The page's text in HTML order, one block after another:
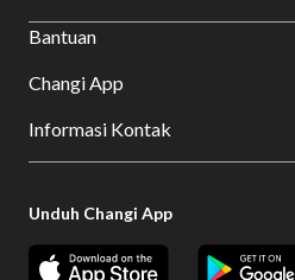
Bantuan
Changi App
Informasi Kontak
Unduh Changi App